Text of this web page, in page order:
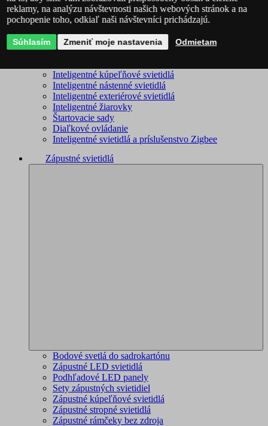
WiZ – kompletný sortiment
Inteligentné lustre
Inteligentné stojacie lampy
Inteligentné lampičky
Inteligentné kúpeľňové svietidlá
Inteligentné nástenné svietidlá
Inteligentné exteriérové svietidlá
Inteligentné žiarovky
Štartovacie sady
Diaľkové ovládanie
Inteligentné svietidlá a príslušenstvo Zigbee
Zápustné svietidlá
Bodové svetlá do sadrokartónu
Zápustné LED svietidlá
Podhľadové LED panely
Sety zápustných svietidiel
Zápustné kúpeľňové svietidlá
Zápustné stropné svietidlá
Zápustné rámčeky bez zdroja
reklamy, na analýzu návštevnosti našich webových stránok a na
pochopenie toho, odkiaľ naši návštevníci prichádzajú.
Súhlasím Zmeniť moje nastavenia Odmietam